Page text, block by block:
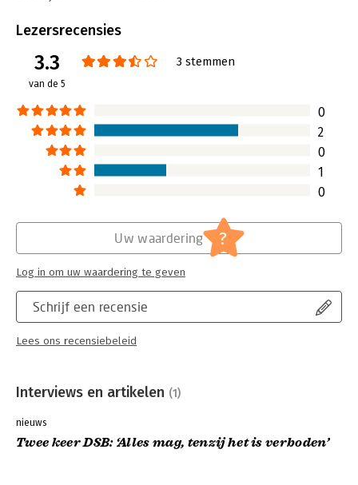
Bestandsformaat:
Uitgever:
Overamstel Uitgevers
Verschijningsdatum:
Hoofdrubriek: Economie
Lezersrecensies
3.3
van de 5
3 stemmen
0
2
0
1
0
Schrijf een recensie
Lees ons recensiebeleid
Uw waardering ?
Log in om uw waardering te geven
Interviews en artikelen (1)
nieuws
Twee keer DSB: ‘Alles mag, tenzij het is verboden’